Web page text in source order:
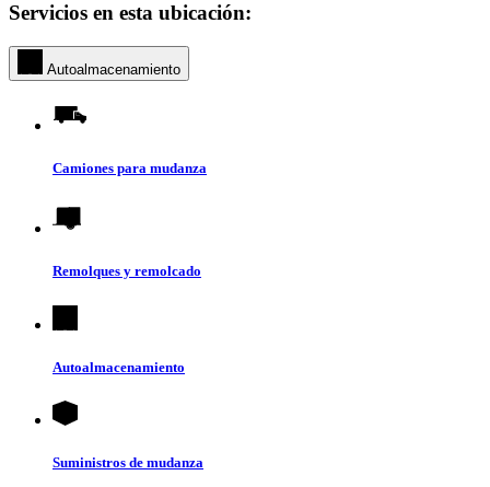
Servicios en esta ubicación:
Autoalmacenamiento
Camiones para mudanza
Remolques y remolcado
Autoalmacenamiento
Suministros de mudanza